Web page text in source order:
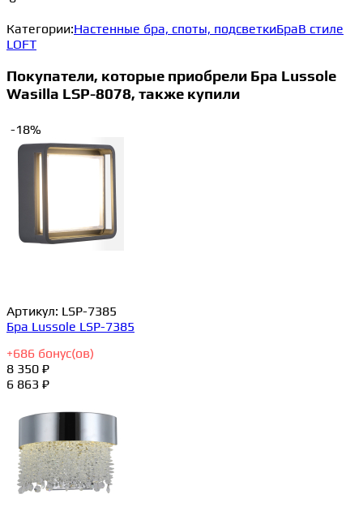
Категории:Настенные бра, споты, подсветкиБраВ стиле
LOFT
Покупатели, которые приобрели Бра Lussole
Wasilla LSP-8078, также купили
-18%
Артикул: LSP-7385
Бра Lussole LSP-7385
+686 бонус(ов)
8 350 ₽
6 863 ₽